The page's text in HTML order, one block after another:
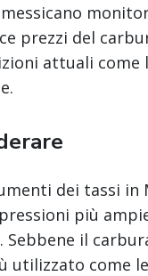
prezzi del
attuali come
dei tassi in
più
Sebbene il
utilizzato come